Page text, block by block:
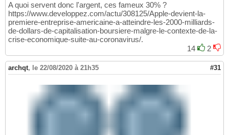
A quoi servent donc l'argent, ces fameux 30% ?
https://www.developpez.com/actu/308125/Apple-devient-la-
premiere-entreprise-americaine-a-atteindre-les-2000-milliards-
de-dollars-de-capitalisation-boursiere-malgre-le-contexte-de-la-
crise-economique-suite-au-coronavirus/.
14
2
archqt, le 22/08/2020 à 21h35 #31